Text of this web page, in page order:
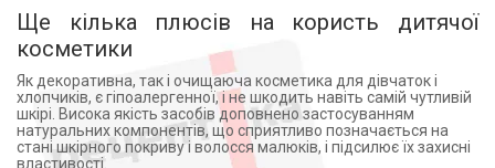
Ще кілька плюсів на користь дитячої
косметики
Як декоративна, так і очищаюча косметика для дівчаток і
хлопчиків, є гіпоалергенної, і не шкодить навіть самій чутливій
шкірі. Висока якість засобів доповнено застосуванням
натуральних компонентів, що сприятливо позначається на
стані шкірного покриву і волосся малюків, і підсилює їх захисні
властивості.